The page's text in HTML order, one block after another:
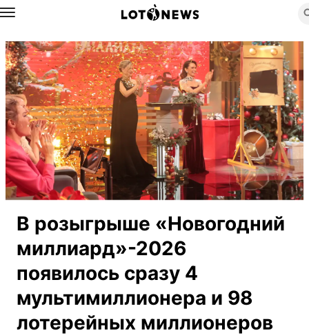
Назад
В розыгрыше «Новогодний
миллиард»-2026
появилось сразу 4
мультимиллионера и 98
лотерейных миллионеров